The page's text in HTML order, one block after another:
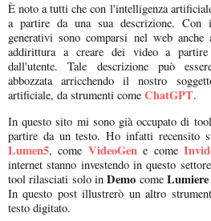
È noto a tutti che con l'intelligenza
a partire da una sua descrizione.
generativi sono comparsi nel web
addirittura a creare dei video a
dall'utente. Tale descrizione può
abbozzata arricchendo il nostro
artificiale, da strumenti come ChatGPT.
In questo sito mi sono già occupato di
partire da un testo. Ho infatti recensito
Lumen5, come VideoGene come
internet stanno investendo in questo
tool rilasciati solo in Demo come
In questo post illustrerò un altro
testo digitato.